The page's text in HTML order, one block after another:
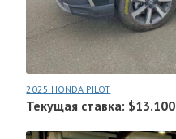
2025 HONDA PILOT
Текущая ставка: $13.100